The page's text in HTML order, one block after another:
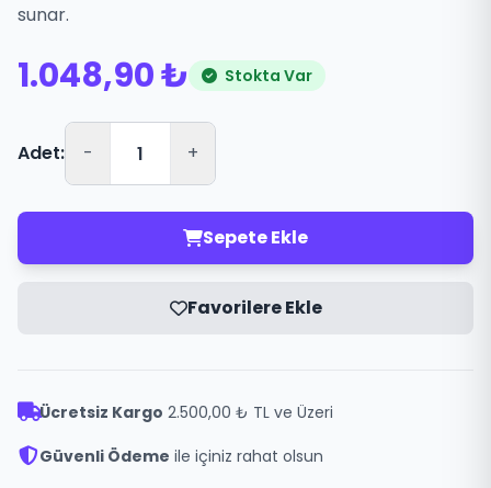
sunar.
1.048,90 ₺ Stokta Var
Adet: - +
Sepete Ekle
Favorilere Ekle
Ücretsiz Kargo 2.500,00 ₺ TL ve Üzeri
Güvenli Ödeme ile içiniz rahat olsun